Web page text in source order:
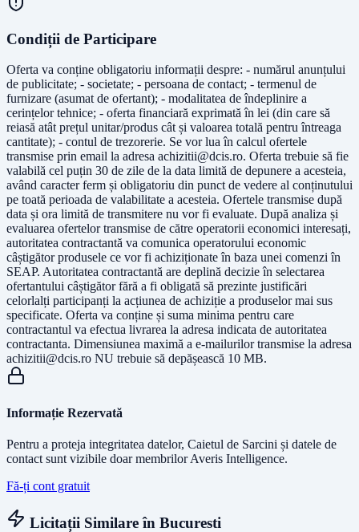
Condiții de Participare
Oferta va conține obligatoriu informații despre: - numărul anunțului
de publicitate; - societate; - persoana de contact; - termenul de
furnizare (asumat de ofertant); - modalitatea de îndeplinire a
cerințelor tehnice; - oferta financiară exprimată în lei (din care să
reiasă atât prețul unitar/produs cât și valoarea totală pentru întreaga
cantitate); - contul de trezorerie. Se vor lua în calcul ofertele
transmise prin email la adresa achizitii@dcis.ro. Oferta trebuie să fie
valabilă cel puțin 30 de zile de la data limită de depunere a acesteia,
având caracter ferm și obligatoriu din punct de vedere al conținutului
pe toată perioada de valabilitate a acesteia. Ofertele transmise după
data și ora limită de transmitere nu vor fi evaluate. După analiza și
evaluarea ofertelor transmise de către operatorii economici interesați,
autoritatea contractantă va comunica operatorului economic
câștigător produsele ce vor fi achiziționate în baza unei comenzi în
SEAP. Autoritatea contractantă are deplină decizie în selectarea
ofertantului câștigător fără a fi obligată să prezinte justificări
celorlalți participanți la acțiunea de achiziție a produselor mai sus
specificate. Oferta va conține și suma minima pentru care
contractantul va efectua livrarea la adresa indicata de autoritatea
contractanta. Dimensiunea maximă a e-mailurilor transmise la adresa
achizitii@dcis.ro NU trebuie să depășească 10 MB.
Informație Rezervată
Pentru a proteja integritatea datelor, Caietul de Sarcini și datele de
contact sunt vizibile doar membrilor Averis Intelligence.
Fă-ți cont gratuit
Licitații Similare în Bucuresti